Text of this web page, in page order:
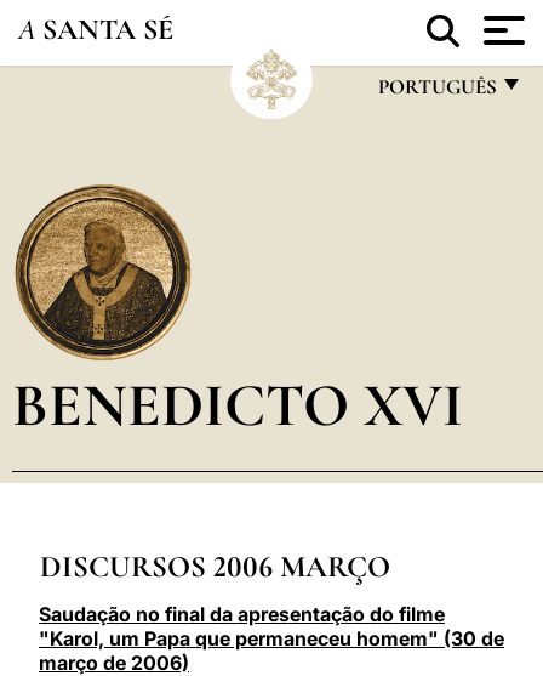
A SANTA SÉ
PORTUGUÊS
POLSKI
العربيّة
LATINE
BENEDICTO XVI
DISCURSOS 2006 MARÇO
Saudação no final da apresentação do filme
"Karol, um Papa que permaneceu homem" (30 de
março de 2006)